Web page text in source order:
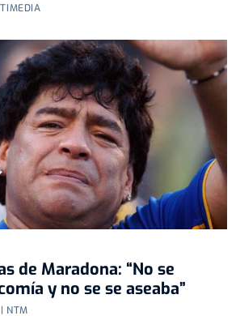
de Maradona: “No se
y no se se aseaba”
NTM